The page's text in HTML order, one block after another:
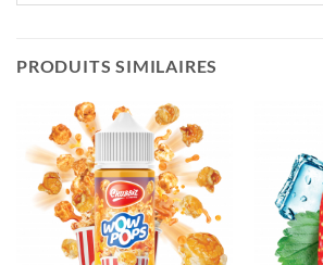
PRODUITS SIMILAIRES